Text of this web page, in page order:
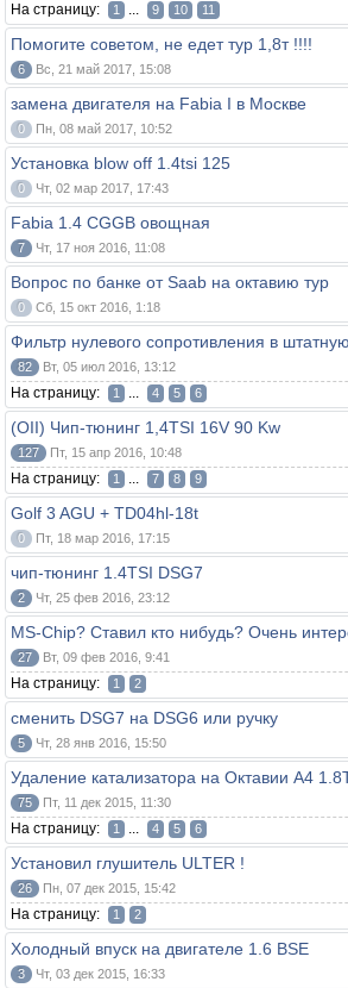
На страницу: 1 ... 9 10 11
Помогите советом, не едет тур 1,8т !!!!
6 Вс, 21 май 2017, 15:08
замена двигателя на Fabia I в Москве
0 Пн, 08 май 2017, 10:52
Установка blow off 1.4tsi 125
0 Чт, 02 мар 2017, 17:43
Fabia 1.4 CGGB овощная
7 Чт, 17 ноя 2016, 11:08
Вопрос по банке от Saab на октавию тур
0 Сб, 15 окт 2016, 1:18
Фильтр нулевого сопротивления в
82 Вт, 05 июл 2016, 13:12
На страницу: 1 ... 4 5 6
(OII) Чип-тюнинг 1,4TSI 16V 90 Kw
127 Пт, 15 апр 2016, 10:48
На страницу: 1 ... 7 8 9
Golf 3 AGU + TD04hl-18t
0 Пт, 18 мар 2016, 17:15
чип-тюнинг 1.4TSI DSG7
2 Чт, 25 фев 2016, 23:12
MS-Chip? Ставил кто нибудь? Очень
27 Вт, 09 фев 2016, 9:41
На страницу: 1 2
сменить DSG7 на DSG6 или ручку
5 Чт, 28 янв 2016, 15:50
Удаление катализатора на Октавии А4
75 Пт, 11 дек 2015, 11:30
На страницу: 1 ... 4 5 6
Установил глушитель ULTER !
26 Пн, 07 дек 2015, 15:42
На страницу: 1 2
Холодный впуск на двигателе 1.6 BSE
3 Чт, 03 дек 2015, 16:33